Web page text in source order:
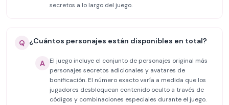
secretos a lo largo del juego.
Q ¿Cuántos personajes están disponibles en total?
A
El juego incluye el conjunto de personajes original más
personajes secretos adicionales y avatares de
bonificación. El número exacto varía a medida que los
jugadores desbloquean contenido oculto a través de
códigos y combinaciones especiales durante el juego.